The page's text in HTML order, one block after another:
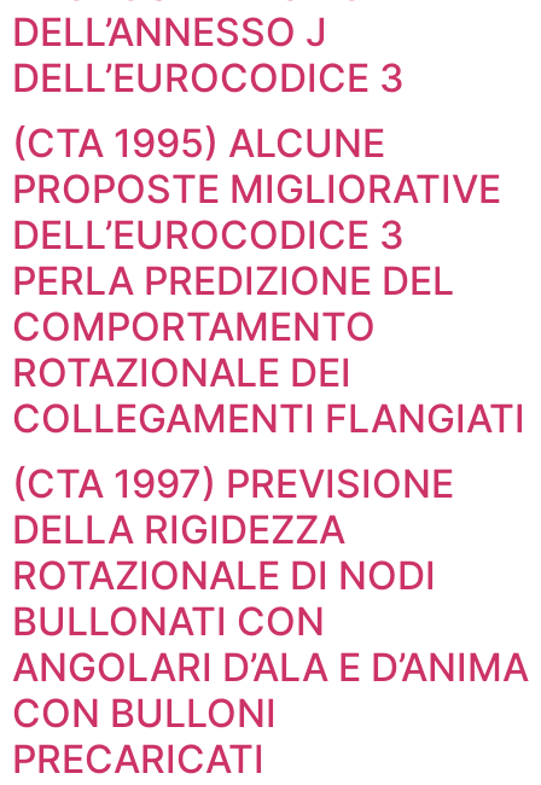
DELL’ANNESSO J
DELL’EUROCODICE 3
(CTA 1995) ALCUNE
PROPOSTE MIGLIORATIVE
DELL’EUROCODICE 3
PERLA PREDIZIONE DEL
COMPORTAMENTO
ROTAZIONALE DEI
COLLEGAMENTI FLANGIATI
(CTA 1997) PREVISIONE
DELLA RIGIDEZZA
ROTAZIONALE DI NODI
BULLONATI CON
ANGOLARI D’ALA E D’ANIMA
CON BULLONI
PRECARICATI